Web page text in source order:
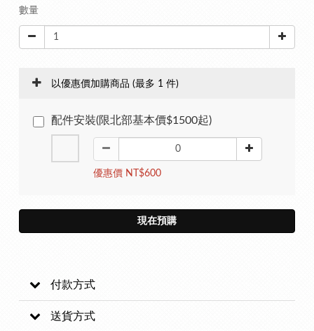
數量
以優惠價加購商品 (最多 1 件)
配件安裝(限北部基本價$1500起)
優惠價 NT$600
現在預購
付款方式
送貨方式